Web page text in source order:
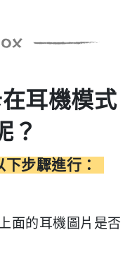
耳機模式
？
步驟進行：
面的耳機圖片是否